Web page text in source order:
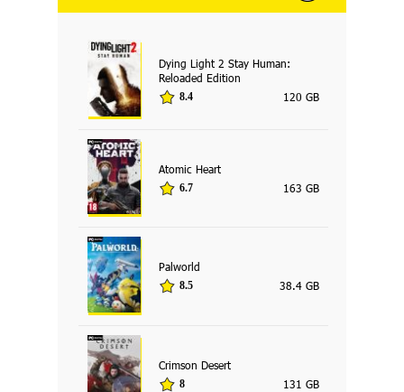
Dying Light 2 Stay Human:
Reloaded Edition
8.4 120 GB
Atomic Heart
6.7 163 GB
Palworld
8.5 38.4 GB
Crimson Desert
8 131 GB